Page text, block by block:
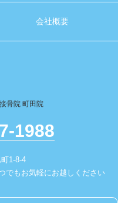
会社概要
1988
1-8-4
でもお気軽にお越しください